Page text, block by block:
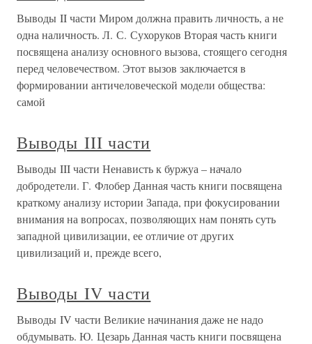
Выводы II части Миром должна править личность, а не
одна наличность. Л. С. Сухоруков Вторая часть книги
посвящена анализу основного вызова, стоящего сегодня
перед человечеством. Этот вызов заключается в
формировании античеловеческой модели общества:
самой
Выводы III части
Выводы III части Ненависть к буржуа – начало
добродетели. Г. Флобер Данная часть книги посвящена
краткому анализу истории Запада, при фокусировании
внимания на вопросах, позволяющих нам понять суть
западной цивилизации, ее отличие от других
цивилизаций и, прежде всего,
Выводы IV части
Выводы IV части Великие начинания даже не надо
обдумывать. Ю. Цезарь Данная часть книги посвящена